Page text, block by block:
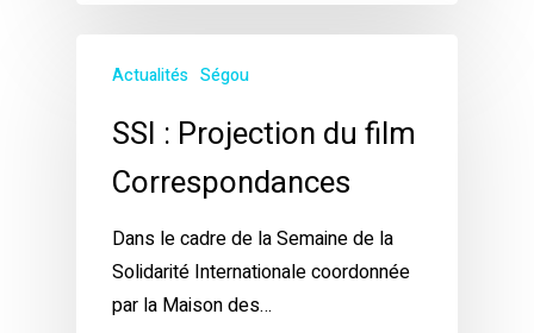
Actualités Ségou
SSI : Projection du film
Correspondances
Dans le cadre de la Semaine de la
Solidarité Internationale coordonnée
par la Maison des…